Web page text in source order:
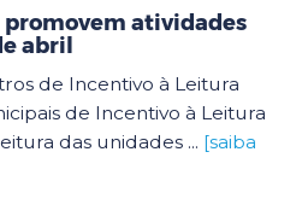
promovem atividades
abril
de Incentivo à Leitura
de Incentivo à Leitura
das unidades ... [saiba